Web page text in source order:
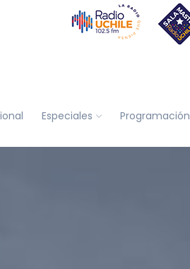
Especiales Programación